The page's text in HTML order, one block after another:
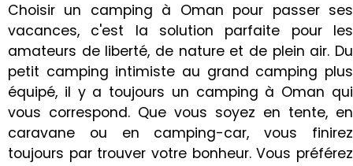
Choisir un camping à Oman pour passer ses
vacances, c'est la solution parfaite pour les
amateurs de liberté, de nature et de plein air. Du
petit camping intimiste au grand camping plus
équipé, il y a toujours un camping à Oman qui
vous correspond. Que vous soyez en tente, en
caravane ou en camping-car, vous finirez
toujours par trouver votre bonheur. Vous préférez